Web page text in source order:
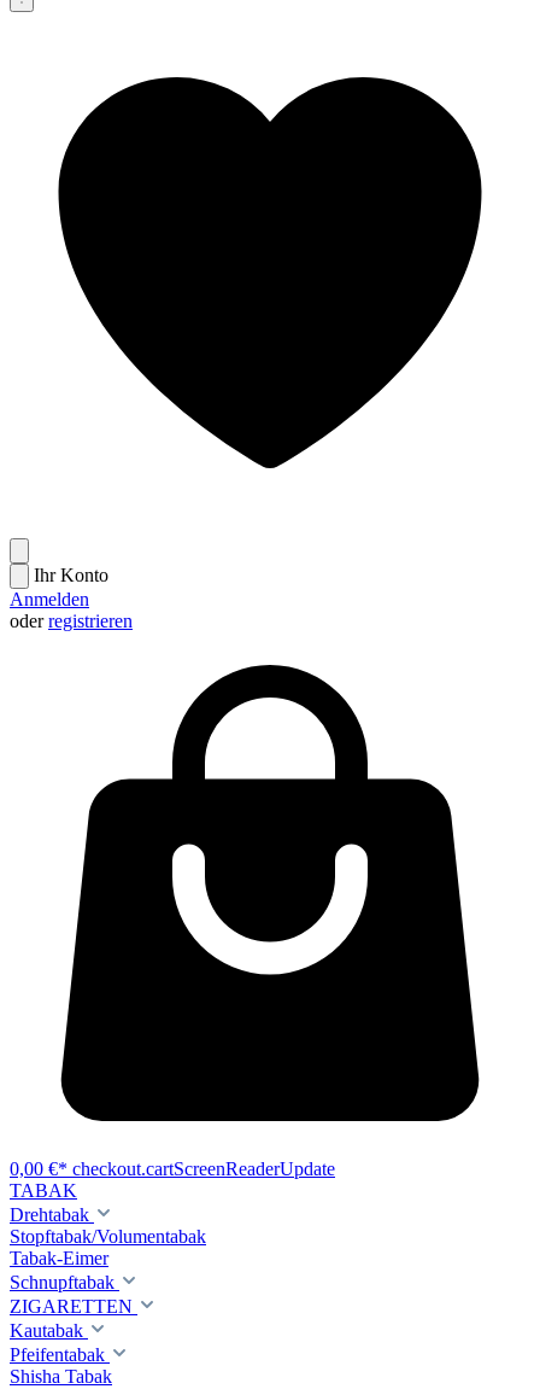
Ihr Konto
Anmelden
oderregistrieren
0,00 €* checkout.cartScreenReaderUpdate
TABAK
Drehtabak
Stopftabak/Volumentabak
Tabak-Eimer
Schnupftabak
ZIGARETTEN
Kautabak
Pfeifentabak
Shisha Tabak